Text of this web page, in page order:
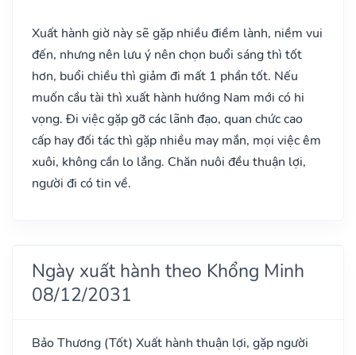
Xuất hành giờ này sẽ gặp nhiều điềm lành, niềm vui
đến, nhưng nên lưu ý nên chọn buổi sáng thì tốt
hơn, buổi chiều thì giảm đi mất 1 phần tốt. Nếu
muốn cầu tài thì xuất hành hướng Nam mới có hi
vọng. Đi việc gặp gỡ các lãnh đạo, quan chức cao
cấp hay đối tác thì gặp nhiều may mắn, mọi việc êm
xuôi, không cần lo lắng. Chăn nuôi đều thuận lợi,
người đi có tin về.
Ngày xuất hành theo Khổng Minh
08/12/2031
Bảo Thương (Tốt) Xuất hành thuận lợi, gặp người